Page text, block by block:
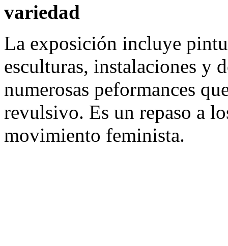
variedad
La exposición incluye
esculturas, instalaciones y
numerosas peformances
revulsivo. Es un repaso a
movimiento feminista.